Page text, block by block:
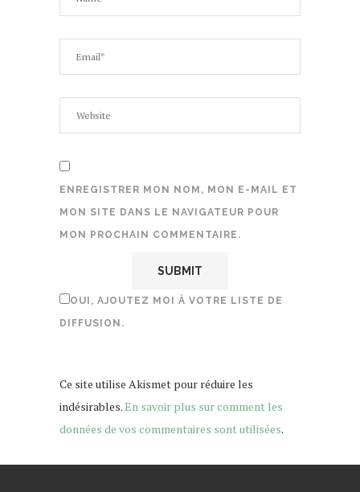
ENREGISTRER MON NOM, MON E-MAIL ET
MON SITE DANS LE NAVIGATEUR POUR
MON PROCHAIN COMMENTAIRE.
OUI, AJOUTEZ MOI À VOTRE LISTE DE
DIFFUSION.
Ce site utilise Akismet pour réduire les
indésirables.En savoir plus sur comment les
données de vos commentaires sont utilisées.